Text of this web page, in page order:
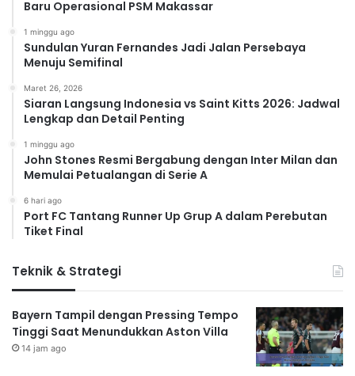
Baru Operasional PSM Makassar
1 minggu ago
Sundulan Yuran Fernandes Jadi Jalan Persebaya
Menuju Semifinal
Maret 26, 2026
Siaran Langsung Indonesia vs Saint Kitts 2026: Jadwal
Lengkap dan Detail Penting
1 minggu ago
John Stones Resmi Bergabung dengan Inter Milan dan
Memulai Petualangan di Serie A
6 hari ago
Port FC Tantang Runner Up Grup A dalam Perebutan
Tiket Final
Teknik & Strategi
Bayern Tampil dengan Pressing Tempo
Tinggi Saat Menundukkan Aston Villa
14 jam ago